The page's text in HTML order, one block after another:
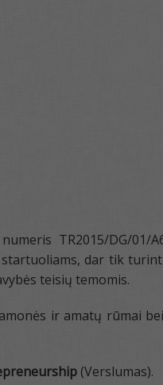
TR2015/DG/01/
dar tik
teisių temomis.
ir amatų rūmai
(Verslumas).